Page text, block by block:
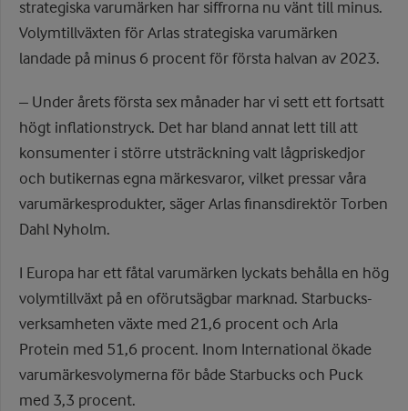
strategiska varumärken har siffrorna nu vänt till minus.
Volymtillväxten för Arlas strategiska varumärken
landade på minus 6 procent för första halvan av 2023.
– Under årets första sex månader har vi sett ett fortsatt
högt inflationstryck. Det har bland annat lett till att
konsumenter i större utsträckning valt lågpriskedjor
och butikernas egna märkesvaror, vilket pressar våra
varumärkesprodukter, säger Arlas finansdirektör Torben
Dahl Nyholm.
I Europa har ett fåtal varumärken lyckats behålla en hög
volymtillväxt på en oförutsägbar marknad. Starbucks-
verksamheten växte med 21,6 procent och Arla
Protein med 51,6 procent. Inom International ökade
varumärkesvolymerna för både Starbucks och Puck
med 3,3 procent.